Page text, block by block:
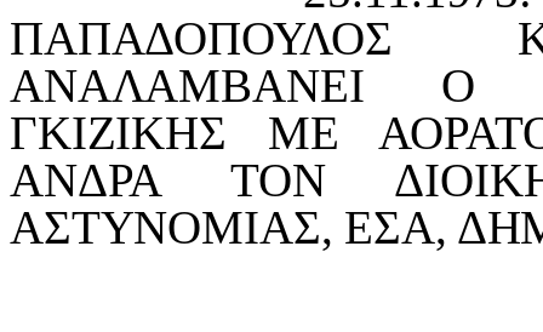
ΑΝΑΛΑΜΒΑΝΕI Ο
ΓΚIΖIΚΗΣ ΜΕ
ΑΝΔΡΑ ΤΟΝ
ΑΣΤΥΝΟΜIΑΣ, ΕΣΑ,